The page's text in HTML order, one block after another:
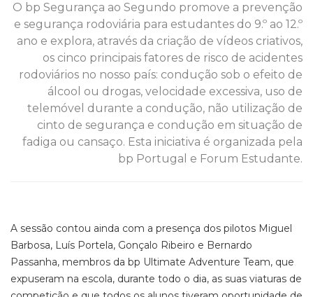
O bp Segurança ao Segundo promove a prevenção
e segurança rodoviária para estudantes do 9.º ao 12.º
ano e explora, através da criação de vídeos criativos,
os cinco principais fatores de risco de acidentes
rodoviários no nosso país: condução sob o efeito de
álcool ou drogas, velocidade excessiva, uso de
telemóvel durante a condução, não utilização de
cinto de segurança e condução em situação de
fadiga ou cansaço. Esta iniciativa é organizada pela
bp Portugal e Forum Estudante.
A sessão contou ainda com a presença dos pilotos Miguel
Barbosa, Luís Portela, Gonçalo Ribeiro e Bernardo
Passanha, membros da bp Ultimate Adventure Team, que
expuseram na escola, durante todo o dia, as suas viaturas de